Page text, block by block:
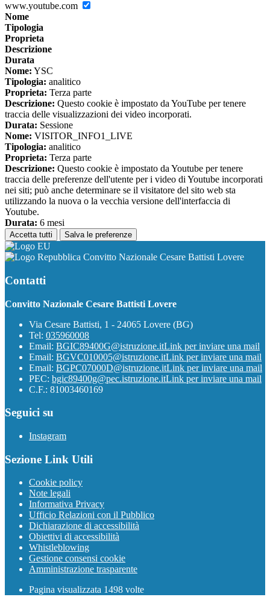
www.youtube.com
Nome
Tipologia
Proprieta
Descrizione
Durata
Nome: YSC
Tipologia: analitico
Proprieta: Terza parte
Descrizione: Questo cookie è impostato da YouTube per tenere
traccia delle visualizzazioni dei video incorporati.
Durata: Sessione
Nome: VISITOR_INFO1_LIVE
Tipologia: analitico
Proprieta: Terza parte
Descrizione: Questo cookie è impostato da Youtube per tenere
traccia delle preferenze dell'utente per i video di Youtube incorporati
nei siti; può anche determinare se il visitatore del sito web sta
utilizzando la nuova o la vecchia versione dell'interfaccia di
Youtube.
Durata: 6 mesi
Accetta tutti Salva le preferenze
Convitto Nazionale Cesare Battisti Lovere
Contatti
Convitto Nazionale Cesare Battisti Lovere
Via Cesare Battisti, 1 - 24065 Lovere (BG)
Tel: 035960008
Email: BGIC89400G@istruzione.itLink per inviare una mail
Email: BGVC010005@istruzione.itLink per inviare una mail
Email: BGPC07000D@istruzione.itLink per inviare una mail
PEC: bgic89400g@pec.istruzione.itLink per inviare una mail
C.F.: 81003460169
Seguici su
Instagram
Sezione Link Utili
Cookie policy
Note legali
Informativa Privacy
Ufficio Relazioni con il Pubblico
Dichiarazione di accessibilità
Obiettivi di accessibilità
Whistleblowing
Gestione consensi cookie
Amministrazione trasparente
Pagina visualizzata 1498 volte